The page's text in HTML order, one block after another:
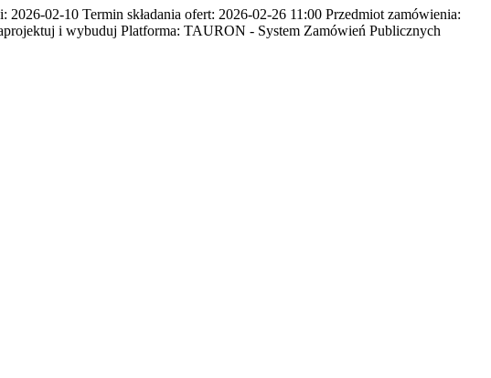
02-10 Termin składania ofert: 2026-02-26 11:00 Przedmiot zamówienia:
i wybuduj Platforma: TAURON - System Zamówień Publicznych